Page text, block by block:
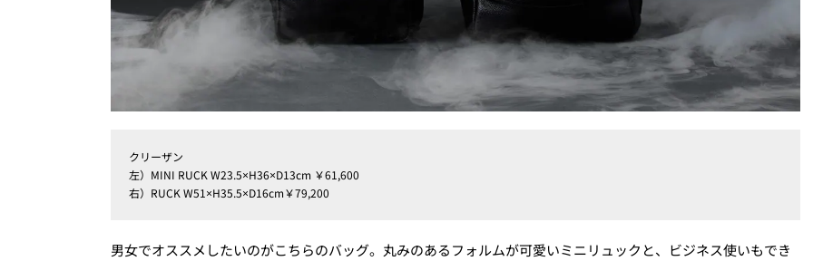
クリーザン
左）MINI RUCK W23.5×H36×D13cm ￥61,600
右）RUCK W51×H35.5×D16cm￥79,200
男女でオススメしたいのがこちらのバッグ。丸みのあるフォルムが可愛いミニリュックと、ビジネス使いもでき